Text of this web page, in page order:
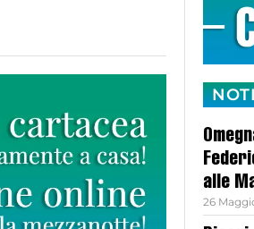
alle
26